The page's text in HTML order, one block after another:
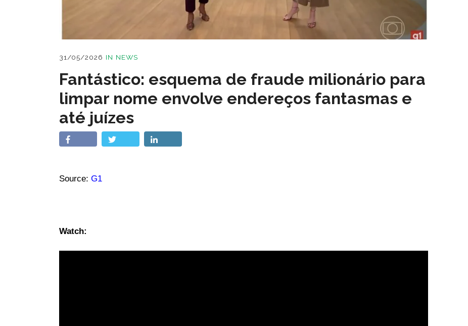
31/05/2026 IN NEWS
Fantástico: esquema de fraude milionário para
limpar nome envolve endereços fantasmas e
até juízes
Source: G1
Watch: